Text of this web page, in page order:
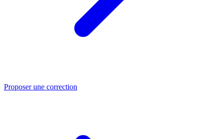
Proposer une correction